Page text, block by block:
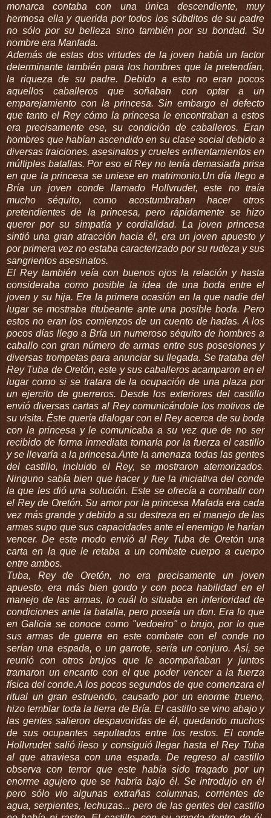
monarca contaba con una única descendiente, muy
hermosa ella y querida por todos los súbditosde su padre
no sólo por su belleza sino también por su bondad. Su
nombre era Manfada.
Además de estas dos virtudes de lajoven había un factor
determinante también para los hombres que la pretendían,
la riqueza de su padre. Debido a esto no eran pocos
aquellos caballeros que soñaban con optar a un
emparejamiento con la princesa. Sin embargo el defecto
que tanto el Rey cómo la princesa le encontraban a estos
era precisamente ese, su condición decaballeros. Eran
hombres que habían ascendido en su clase social debido a
diversas traiciones, asesinatos y crueles enfrentamientos en
múltiples batallas. Por eso el Rey no tenía demasiada prisa
en que la princesa se uniese en matrimonio.Un día llego a
Bría un jovenconde llamado Hollvrudet, este no traía
mucho séquito, como acostumbraban hacer otros
pretendientes de la princesa, pero rápidamente se hizo
querer por su simpatía y cordialidad. Lajoven princesa
sintió una gran atracción hacia él, era unjoven apuesto y
por primera vez no estaba caracterizado por su rudeza y sus
sangrientos asesinatos.
El Rey también veía con buenos ojos la relación y hasta
consideraba como posible la idea de una boda entre el
joven y su hija. Era la primera ocasión en la que nadie del
lugar se mostraba titubeanteante una posible boda. Pero
estos no eran los comienzos de un cuento de hadas. A los
pocos días llego a Bría un numeroso séquito de hombres a
caballo con gran número de armas entre sus posesiones y
diversas trompetas para anunciar su llegada. Se trataba del
Rey Tuba de Oretón, este y sus caballeros acamparon en el
lugar como si se tratara de la ocupación de una plaza por
un ejercito de guerreros. Desde los exteriores del castillo
envió diversas cartas al Rey comunicándole los motivos de
su visita. Éste quería dialogar con el Rey acerca de su boda
con la princesa y le comunicaba a su vez que de no ser
recibido de forma inmediata tomaría por la fuerza el castillo
y se llevaría a la princesa.Ante la amenaza todas las gentes
del castillo,incluido el Rey, se mostraron atemorizados.
Ninguno sabía bien que hacer y fue la iniciativa del conde
la que lesdió una solución. Este se ofrecía a combatir con
el Rey de Oretón. Su amor por la princesa Mafada era cada
vez más grande y debido a su destreza en el manejo de las
armas supo que sus capacidades ante el enemigo le harían
vencer. De este modo envió al Rey Tuba de Oretónuna
carta en la que le retaba a un combate cuerpo a cuerpo
entre ambos.
Tuba, Rey de Oretón, no era precisamente un joven
apuesto, era más bien gordo y con poca habilidad en el
manejo de las armas, lo cuál lo situaba en inferioridad de
condiciones ante la batalla, pero poseía un don. Era lo que
enGalicia se conoce como "vedoeiro" o brujo, por lo que
sus armas de guerra en este combate con el conde no
serían una espada, o un garrote, sería un conjuro. Así, se
reunió con otros brujos que le acompañaban y juntos
tramaron un encanto con el que poder vencer a la fuerza
física del conde.A los pocos segundos de que comenzara el
ritual un gran estruendo, causado por un enorme trueno,
hizo temblar toda la tierra de Bría. El castillo se vino abajo y
las gentes salierondespavoridas de él, quedando muchos
de sus ocupantes sepultados entre los restos. El conde
Hollvrudetsalió ileso y consiguió llegar hasta el Rey Tuba
al que atraviesa con una espada. De regreso al castillo
observa con terror que este había sido tragado por un
enorme agujero que se habría bajo él. Se introdujo en él
pero sólo vio algunas extrañas columnas, corrientes de
agua, serpientes, lechuzas... pero de las gentes del castillo